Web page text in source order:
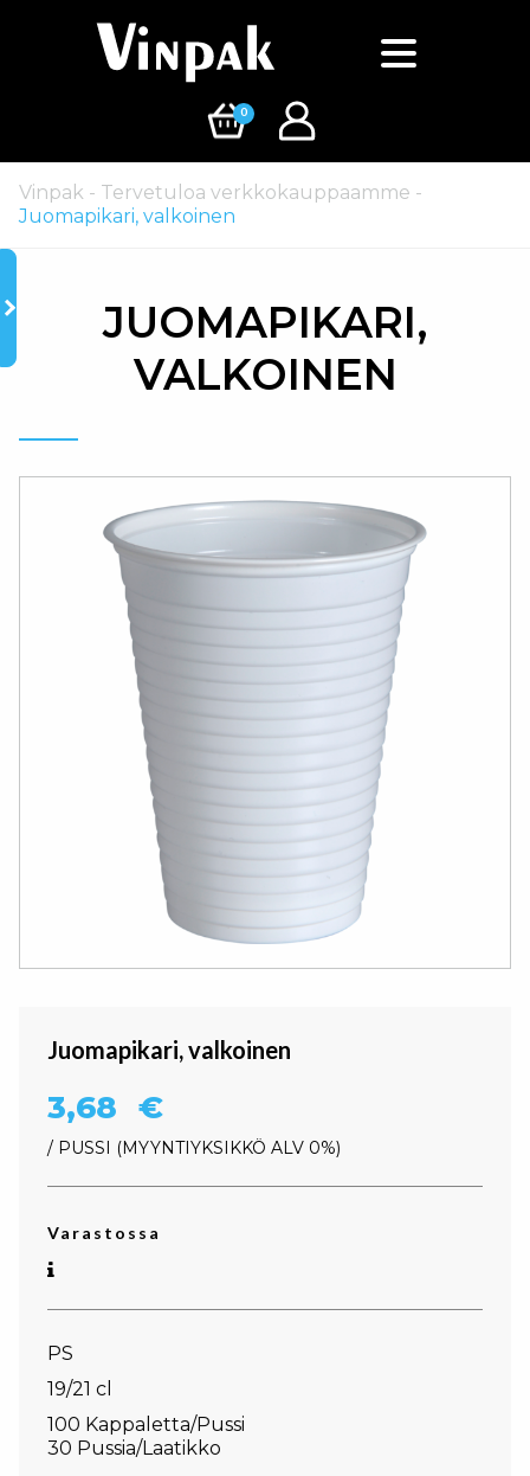
0
Vinpak - Tervetuloa verkkokauppaamme -
Juomapikari, valkoinen
JUOMAPIKARI,
VALKOINEN
Juomapikari, valkoinen
3,68 €
/ PUSSI MYYNTIYKSIKKÖ ALV 0%
Varastossa
PS
19/21 cl
100 Kappaletta/Pussi
30 Pussia/Laatikko